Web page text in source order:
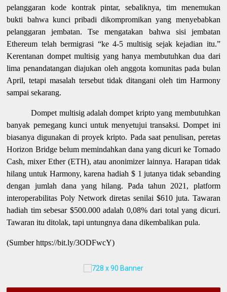
pelanggaran kode kontrak pintar, sebaliknya, tim menemukan
bukti bahwa kunci pribadi dikompromikan yang menyebabkan
pelanggaran jembatan. Tse mengatakan bahwa sisi jembatan
Ethereum telah bermigrasi “ke 4-5 multisig sejak kejadian itu.”
Kerentanan dompet multisig yang hanya membutuhkan dua dari
lima penandatangan diajukan oleh anggota komunitas pada bulan
April, tetapi masalah tersebut tidak ditangani oleh tim Harmony
sampai sekarang.
Dompet multisig adalah dompet kripto yang membutuhkan
banyak pemegang kunci untuk menyetujui transaksi. Dompet ini
biasanya digunakan di proyek kripto. Pada saat penulisan, peretas
Horizon Bridge belum memindahkan dana yang dicuri ke Tornado
Cash, mixer Ether (ETH), atau anonimizer lainnya. Harapan tidak
hilang untuk Harmony, karena hadiah $ 1 jutanya tidak sebanding
dengan jumlah dana yang hilang. Pada tahun 2021, platform
interoperabilitas Poly Network diretas senilai $610 juta. Tawaran
hadiah tim sebesar $500.000 adalah 0,08% dari total yang dicuri.
Tawaran itu ditolak, tapi untungnya dana dikembalikan pula.
(Sumber https://bit.ly/3ODFwcY)